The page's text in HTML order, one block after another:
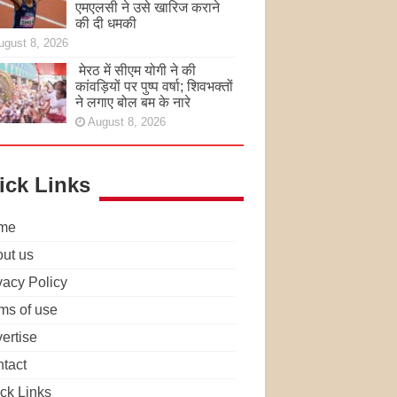
एमएलसी ने उसे खारिज कराने
की दी धमकी
8, 2026
मेरठ में सीएम योगी ने की
कांवड़ियों पर पुष्प वर्षा; शिवभक्तों
ने लगाए बोल बम के नारे
August 8, 2026
Links
us
Policy
of use
Links